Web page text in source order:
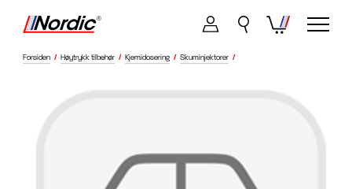
Forsiden / Høytrykk tilbehør / Kjemidosering / Skuminjektorer /